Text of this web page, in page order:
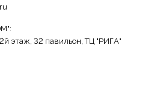
этаж, 32 павильон, ТЦ "РИГА"